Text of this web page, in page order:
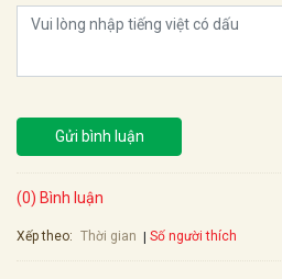
Gửi bình luận
(0) Bình luận
Xếp theo: Thời gian Số người thích